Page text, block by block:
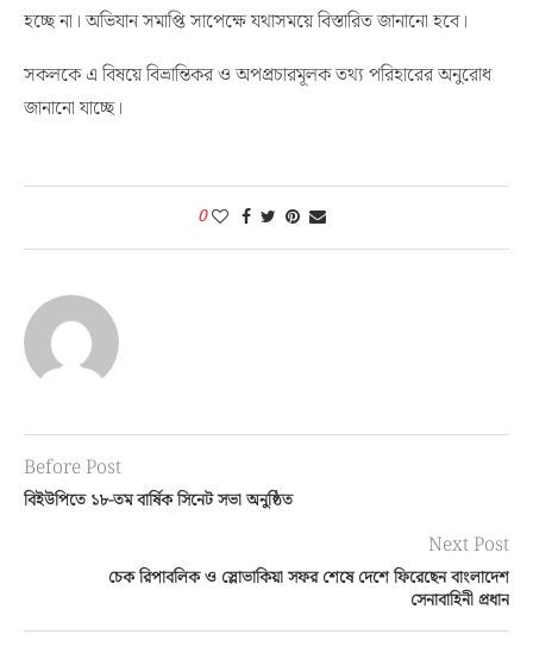
হচ্ছে না। অভিযান সমাপ্তি সাপেক্ষে যথাসময়ে বিস্তারিত জানানো হবে।
সকলকে এ বিষয়ে বিভ্রান্তিকর ও অপপ্রচারমূলক তথ্য পরিহারের অনুরোধ
জানানো যাচ্ছে।
0
Before Post
বিইউপিতে ১৮-তম বার্ষিক সিনেট সভা অনুষ্ঠিত
Next Post
চেক রিপাবলিক ও স্লোভাকিয়া সফর শেষে দেশে ফিরেছেন বাংলাদেশ
সেনাবাহিনী প্রধান